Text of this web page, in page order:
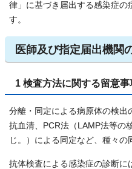
律」に基づき届出する感染症の
す。
医師及び指定届出機関
1 検査方法に関する留意事
分離・同定による病原体の検出
抗血清、PCR法（LAMP法等の
じ。）による同定など、種々の
抗体検査による感染症の診断に